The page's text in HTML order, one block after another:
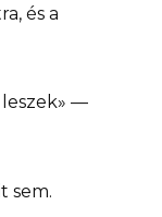
és a
—
sem.